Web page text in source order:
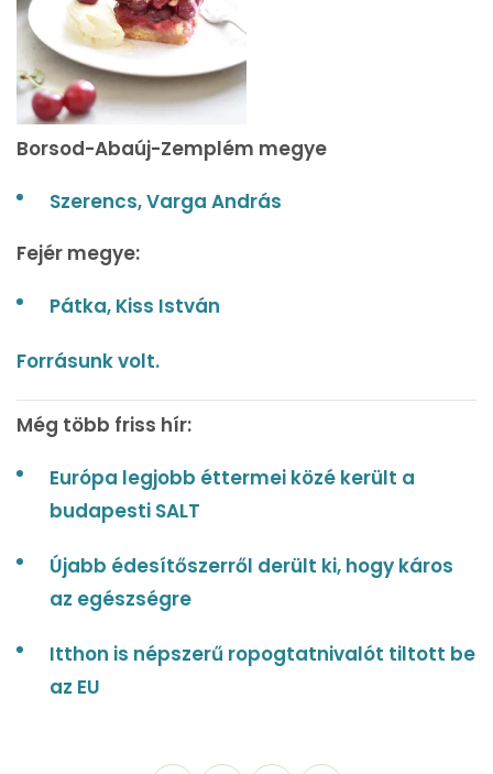
Borsod-Abaúj-Zemplém megye
Szerencs, Varga András
Fejér megye:
Pátka, Kiss István
Forrásunk volt.
Még több friss hír:
Európa legjobb éttermei közé került a
budapesti SALT
Újabb édesítőszerről derült ki, hogy káros
az egészségre
Itthon is népszerű ropogtatnivalót tiltott be
az EU